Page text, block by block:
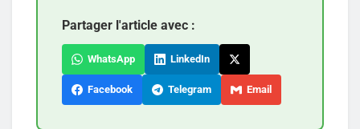
Partager l'article avec :
WhatsApp LinkedIn
Facebook Telegram Email